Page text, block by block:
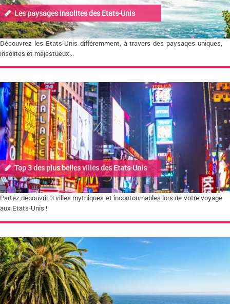
Les paysages insolites des Etats-Unis
Découvrez les Etats-Unis différemment, à travers des paysages uniques,
insolites et majestueux...
Top 3 des plus belles villes des Etats-Unis
Partez découvrir 3 villes mythiques et incontournables lors de votre voyage
aux Etats-Unis !